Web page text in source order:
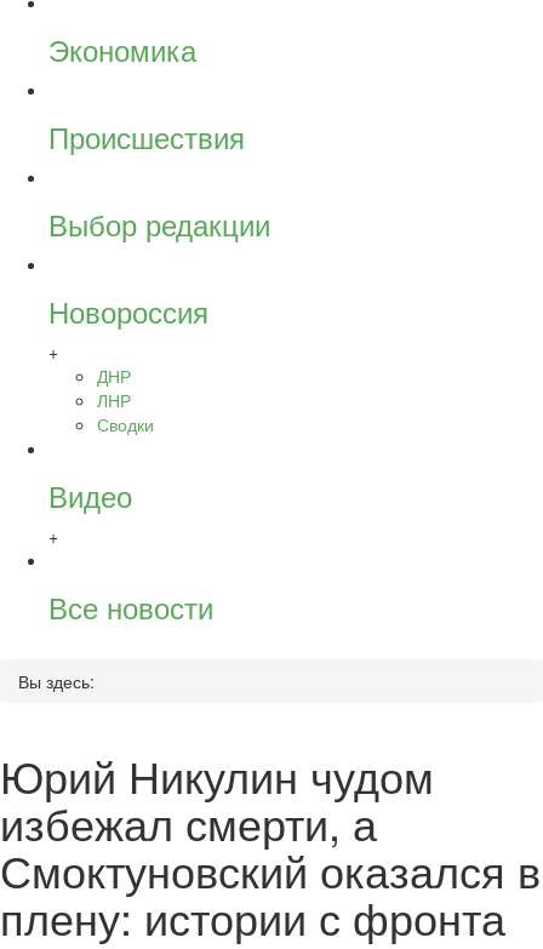
Экономика
Происшествия
Выбор редакции
Новороссия
+
ДНР
ЛНР
Сводки
Видео
+
Все новости
Вы здесь:
Юрий Никулин чудом
избежал смерти, а
Смоктуновский оказался в
плену: истории с фронта